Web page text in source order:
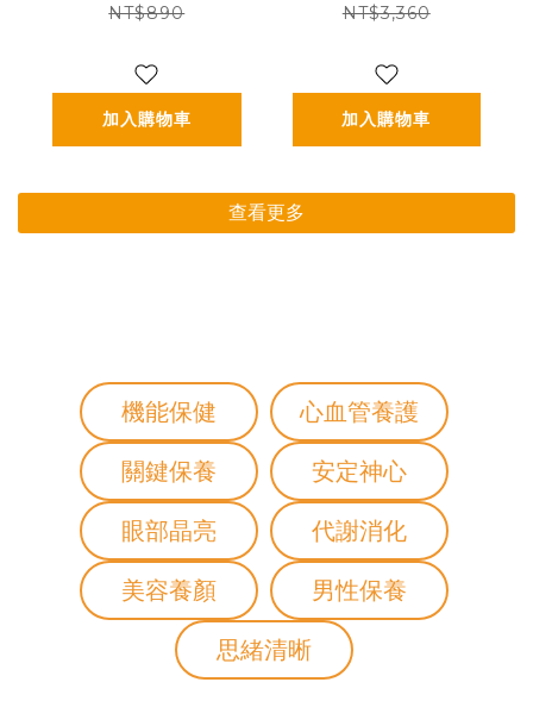
一兩用快拆手機掛
度可調/夾片式/完整
殼通用)
NT$890
加入購物車
NT$3,360
加入購物車
查看更多